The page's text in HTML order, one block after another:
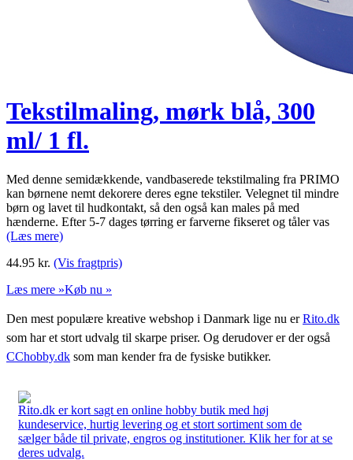
Tekstilmaling, mørk blå, 300
ml/ 1 fl.
Med denne semidækkende, vandbaserede tekstilmaling fra PRIMO
kan børnene nemt dekorere deres egne tekstiler. Velegnet til mindre
børn og lavet til hudkontakt, så den også kan males på med
hænderne. Efter 5-7 dages tørring er farverne fikseret og tåler vas
(Læs mere)
44.95 kr. (Vis fragtpris)
Læs mere »Køb nu »
Den mest populære kreative webshop i Danmark lige nu erRito.dk
som har et stort udvalg til skarpe priser. Og derudover er der også
CChobby.dk som man kender fra de fysiske butikker.
Rito.dk er kort sagt en online hobby butik med høj
kundeservice, hurtig levering og et stort sortiment som de
sælger både til private, engros og institutioner. Klik her for at se
deres udvalg.